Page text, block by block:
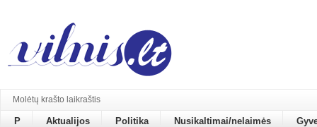
Molėtų krašto laikraštis
P Aktualijos Politika Nusikaltimai/nelaimės